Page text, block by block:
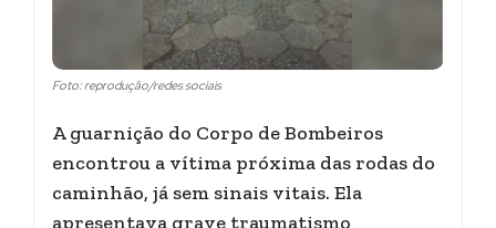
Foto: reprodução/redes sociais
A guarnição do Corpo de Bombeiros
encontrou a vítima próxima das rodas do
caminhão, já sem sinais vitais. Ela
apresentava grave traumatismo